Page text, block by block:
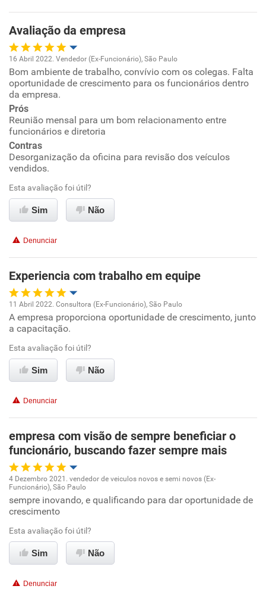
Benefícios
Recomenda esta empresa
Recomenda a diretoria
Avaliação da empresa
Oportunidade de promoção
Ambiente de trabalho
Conciliação com a vida familiar
Benefícios
Recomenda esta empresa
16 Abril 2022. Vendedor (Ex-Funcionário), São Paulo
Bom ambiente de trabalho, convívio com os colegas. Falta
oportunidade de crescimento para os funcionários dentro
da empresa.
Prós
Reunião mensal para um bom relacionamento entre
funcionários e diretoria
Contras
Desorganização da oficina para revisão dos veículos
vendidos.
Esta avaliação foi útil?
Sim Não
Denunciar
Experiencia com trabalho em equipe
Oportunidade de promoção
Ambiente de trabalho
Conciliação com a vida familiar
Recomenda esta empresa
Recomenda a diretoria
11 Abril 2022. Consultora (Ex-Funcionário), São Paulo
A empresa proporciona oportunidade de crescimento, junto
a capacitação.
Esta avaliação foi útil?
Sim Não
Denunciar
empresa com visão de sempre beneficiar o
funcionário, buscando fazer sempre mais
Oportunidade de promoção
Conciliação com a vida familiar
Benefícios
4 Dezembro 2021. vendedor de veiculos novos e semi novos (Ex-
Funcionário), São Paulo
sempre inovando, e qualificando para dar oportunidade de
crescimento
Esta avaliação foi útil?
Sim Não
Denunciar